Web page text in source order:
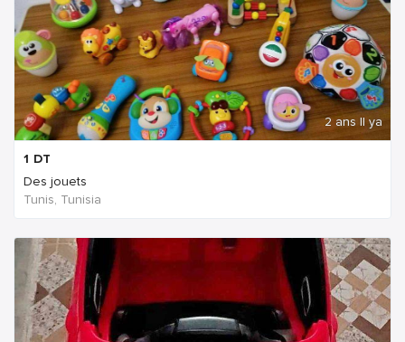
2 ans Il ya
1 DT
Des jouets
Tunis, Tunisia